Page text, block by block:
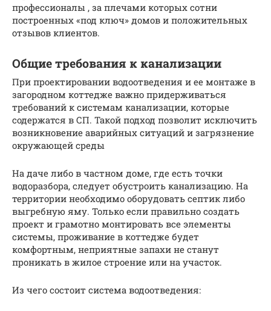
профессионалы , за плечами которых сотни
построенных «под ключ» домов и положительных
отзывов клиентов.
Общие требования к канализации
При проектировании водоотведения и ее монтаже в
загородном коттедже важно придерживаться
требований к системам канализации, которые
содержатся в СП. Такой подход позволит исключить
возникновение аварийных ситуаций и загрязнение
окружающей среды
На даче либо в частном доме, где есть точки
водоразбора, следует обустроить канализацию. На
территории необходимо оборудовать септик либо
выгребную яму. Только если правильно создать
проект и грамотно монтировать все элементы
системы, проживание в коттедже будет
комфортным, неприятные запахи не станут
проникать в жилое строение или на участок.
Из чего состоит система водоотведения: